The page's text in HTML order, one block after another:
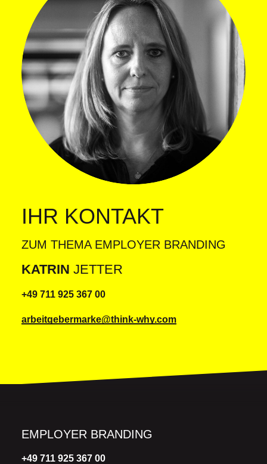
IHR KONTAKT
ZUM THEMA EMPLOYER BRANDING
KATRIN JETTER
+49 711 925 367 00
arbeitgebermarke@think-why.com
EMPLOYER BRANDING
+49 711 925 367 00